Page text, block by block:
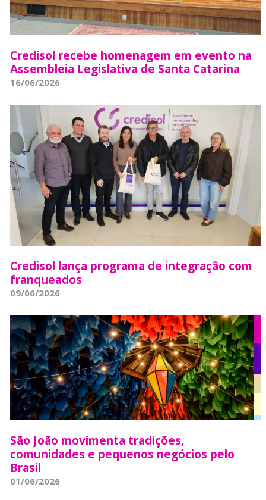
Credisol recebe homenagem em evento na
Assembleia Legislativa de Santa Catarina
16/06/2026
Credisol lança programa de integração com
franqueados
09/06/2026
São João movimenta tradições,
comunidades e pequenos negócios pelo
Brasil
01/06/2026